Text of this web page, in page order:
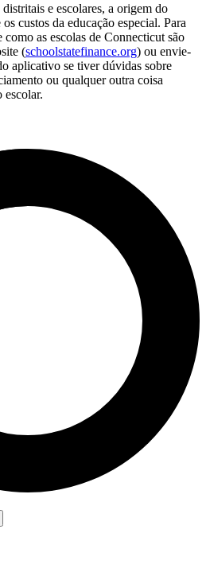
e escolares, a origem do
custos da educação especial. Para
as escolas de Connecticut são
(schoolstatefinance.org) ou envie-
aplicativo se tiver dúvidas sobre
ou qualquer outra coisa
escolar.